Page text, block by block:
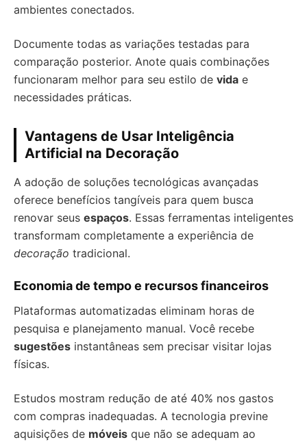
ambientes conectados.
Documente todas as variações testadas para
comparação posterior. Anote quais combinações
funcionaram melhor para seu estilo de vida e
necessidades práticas.
Vantagens de Usar Inteligência
Artificial na Decoração
A adoção de soluções tecnológicas avançadas
oferece benefícios tangíveis para quem busca
renovar seus espaços. Essas ferramentas inteligentes
transformam completamente a experiência de
decoração tradicional.
Economia de tempo e recursos financeiros
Plataformas automatizadas eliminam horas de
pesquisa e planejamento manual. Você recebe
sugestões instantâneas sem precisar visitar lojas
físicas.
Estudos mostram redução de até 40% nos gastos
com compras inadequadas. A tecnologia previne
aquisições de móveis que não se adequam ao